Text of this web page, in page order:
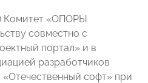
Комитет «ОПОРЫ
совместно с
портал» и в
разработчиков
софт» при